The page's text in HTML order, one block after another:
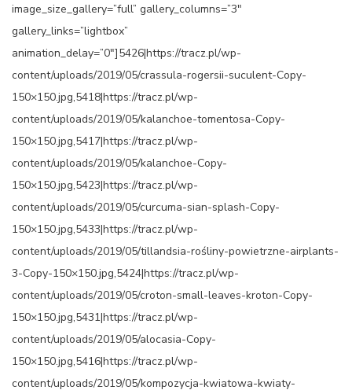
image_size_gallery=”full” gallery_columns=”3″
gallery_links=”lightbox”
animation_delay=”0″]5426|https://tracz.pl/wp-
content/uploads/2019/05/crassula-rogersii-suculent-Copy-
150×150.jpg,5418|https://tracz.pl/wp-
content/uploads/2019/05/kalanchoe-tomentosa-Copy-
150×150.jpg,5417|https://tracz.pl/wp-
content/uploads/2019/05/kalanchoe-Copy-
150×150.jpg,5423|https://tracz.pl/wp-
content/uploads/2019/05/curcuma-sian-splash-Copy-
150×150.jpg,5433|https://tracz.pl/wp-
content/uploads/2019/05/tillandsia-rośliny-powietrzne-airplants-
3-Copy-150×150.jpg,5424|https://tracz.pl/wp-
content/uploads/2019/05/croton-small-leaves-kroton-Copy-
150×150.jpg,5431|https://tracz.pl/wp-
content/uploads/2019/05/alocasia-Copy-
150×150.jpg,5416|https://tracz.pl/wp-
content/uploads/2019/05/kompozycja-kwiatowa-kwiaty-